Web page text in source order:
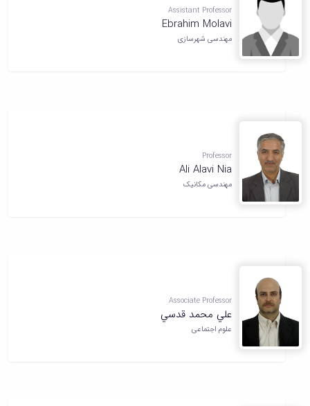
دانشگاه
Assistant Professor
Ebrahim Molavi
مهندسی شهرسازی
Professor
Ali Alavi Nia
مهندسی مکانیک
Associate Professor
علي محمد قدسي
علوم اجتماعی